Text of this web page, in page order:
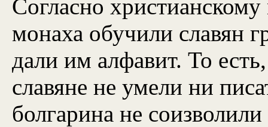
Согласно
монаха обучили славян
дали им алфавит. То
славяне не умели ни
болгарина не